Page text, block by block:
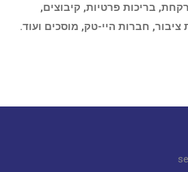
בריכות פרטיות, קיבוצים,
חברות היי-טק, מוסכים ועוד.